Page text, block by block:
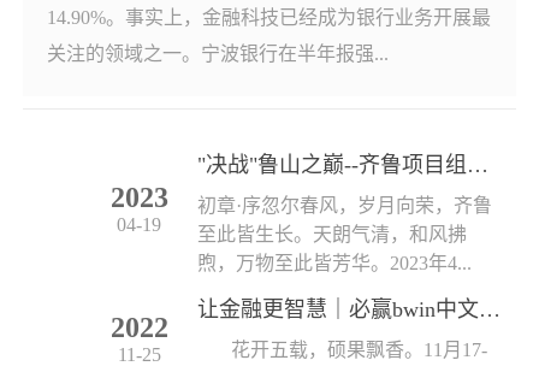
14.90%。事实上，金融科技已经成为银行业务开展最
关注的领域之一。宁波银行在半年报强...
2023
04-19
"决战"鲁山之巅--齐鲁项目组春日活动小记
初章·序忽尔春风，岁月向荣，齐鲁
至此皆生长。天朗气清，和风拂
煦，万物至此皆芳华。2023年4...
2022
11-25
让金融更智慧｜必赢bwin中文网2022（苏州）金博首亮相
花开五载，硕果飘香。11月17-